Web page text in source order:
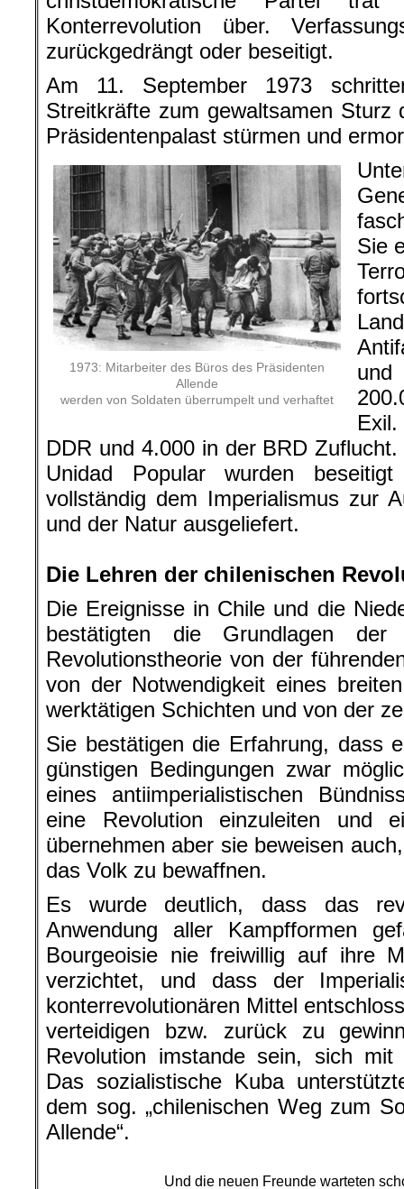
Konterrevolution über.
zurückgedrängt oder beseitigt.
Am 11. September 1973
Streitkräfte zum gewaltsamen Sturz
Präsidentenpalast stürmen und
1973: Mitarbeiter des Büros des Präsidenten
Allende
werden von Soldaten überrumpelt und verhaftet
Sie
DDR und 4.000 in der BRD
Unidad Popular wurden
vollständig dem Imperialismus zur
und der Natur ausgeliefert.
Die Lehren der chilenischen
Die Ereignisse in Chile und die
bestätigten die Grundlagen der
Revolutionstheorie von der
von der Notwendigkeit eines
werktätigen Schichten und von der
Sie bestätigen die Erfahrung, dass
günstigen Bedingungen zwar
eines antiimperialistischen
eine Revolution einzuleiten und
übernehmen aber sie beweisen
das Volk zu bewaffnen.
Es wurde deutlich, dass das
Anwendung aller Kampfformen
Bourgeoisie nie freiwillig auf ihre
verzichtet, und dass der
konterrevolutionären Mittel
verteidigen bzw. zurück zu
Revolution imstande sein, sich
Das sozialistische Kuba
dem sog. „chilenischen Weg zum
Allende“.
Und die neuen Freunde warteten